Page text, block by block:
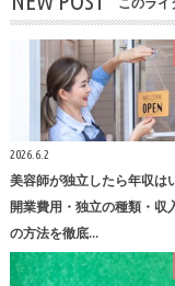
2026.6.2
美容師が独立したら年収は
開業費用・独立の種類・収
の方法を徹底…